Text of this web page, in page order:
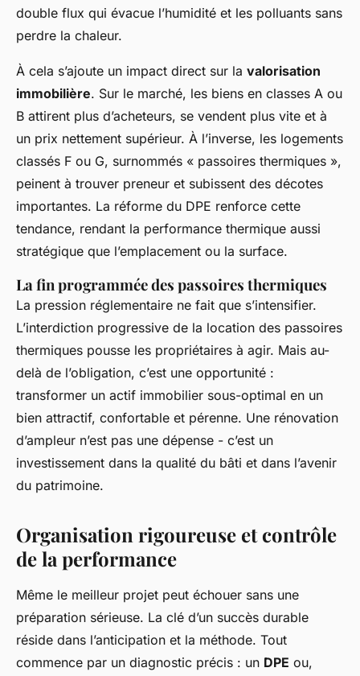
double flux qui évacue l’humidité et les polluants sans
perdre la chaleur.
À cela s’ajoute un impact direct sur la valorisation
immobilière. Sur le marché, les biens en classes A ou
B attirent plus d’acheteurs, se vendent plus vite et à
un prix nettement supérieur. À l’inverse, les logements
classés F ou G, surnommés « passoires thermiques »,
peinent à trouver preneur et subissent des décotes
importantes. La réforme du DPE renforce cette
tendance, rendant la performance thermique aussi
stratégique que l’emplacement ou la surface.
La fin programmée des passoires thermiques
La pression réglementaire ne fait que s’intensifier.
L’interdiction progressive de la location des passoires
thermiques pousse les propriétaires à agir. Mais au-
delà de l’obligation, c’est une opportunité :
transformer un actif immobilier sous-optimal en un
bien attractif, confortable et pérenne. Une rénovation
d’ampleur n’est pas une dépense - c’est un
investissement dans la qualité du bâti et dans l’avenir
du patrimoine.
Organisation rigoureuse et contrôle
de la performance
Même le meilleur projet peut échouer sans une
préparation sérieuse. La clé d’un succès durable
réside dans l’anticipation et la méthode. Tout
commence par un diagnostic précis : un DPE ou,